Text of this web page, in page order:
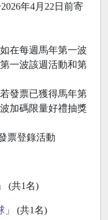
年4月22日前寄
在每週馬年第一波
一波該週活動和第
發票已獲得馬年第
加碼限量好禮抽獎
票登錄活動
(共1名)
」 (共1名)